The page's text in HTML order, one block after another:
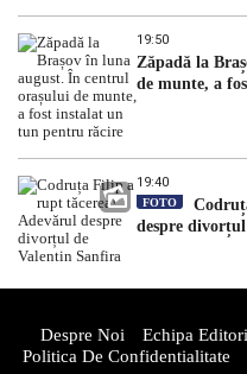
19:50
Zăpadă la
de munte, a
19:40
FOTO
despre
Despre Noi Echipa
Politica De Confidentialitate